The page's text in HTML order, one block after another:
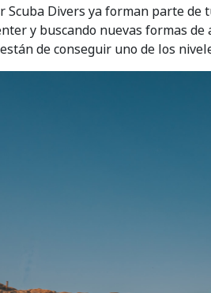
Divers ya forman parte de
y buscando nuevas formas
de conseguir uno de los